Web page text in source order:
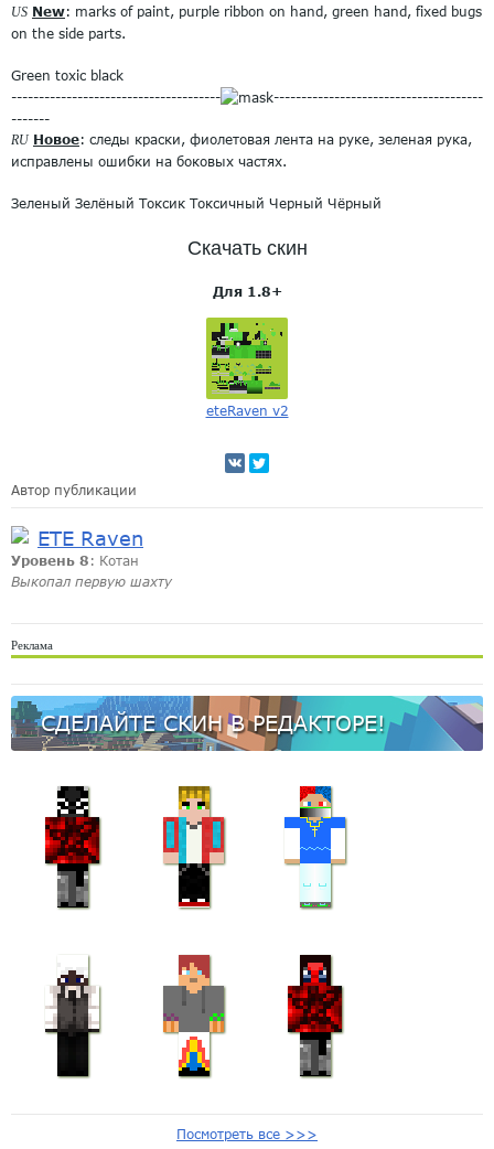
US New: marks of paint, purple ribbon on hand, green hand, fixed bugs
on the side parts.
Green toxic black
--------------------------------------
--------------------------------------
-------
RU Новое: следы краски, фиолетовая лента на руке, зеленая рука,
исправлены ошибки на боковых частях.
Зеленый Зелёный Токсик Токсичный Черный Чёрный
Скачать скин
Для 1.8+
eteRaven v2
Автор публикации
ETE Raven
Уровень 8 : Котан
Выкопал первую шахту
Реклама
СДЕЛАЙТЕ СКИН В РЕДАКТОРЕ!
Посмотреть все >>>